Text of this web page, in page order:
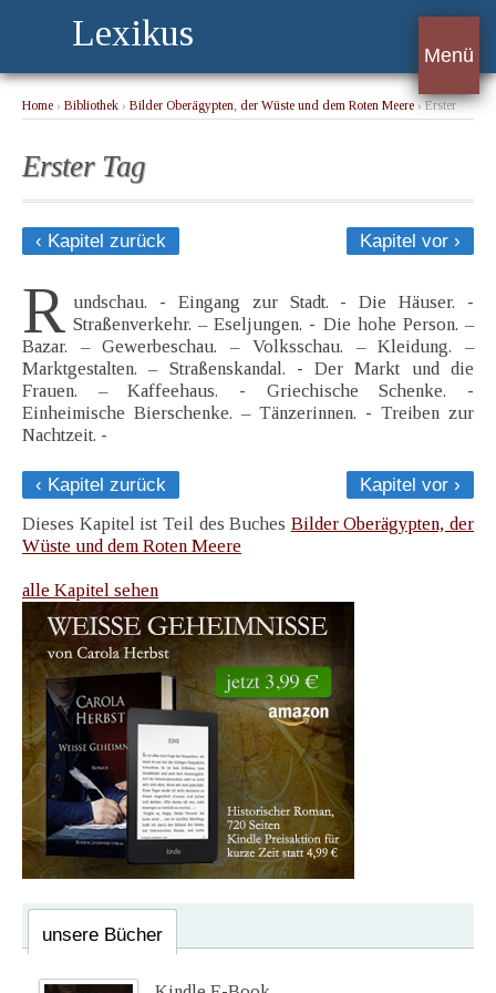
Lexikus
Menü
Home › Bibliothek › Bilder Oberägypten, der Wüste und dem Roten Meere › Erster
Erster Tag
‹ Kapitel zurück Kapitel vor ›
R undschau. - Eingang zur Stadt. - Die Häuser. -
Straßenverkehr. – Eseljungen. - Die hohe Person. –
Bazar. – Gewerbeschau. – Volksschau. – Kleidung. –
Marktgestalten. – Straßenskandal. - Der Markt und die
Frauen. – Kaffeehaus. - Griechische Schenke. -
Einheimische Bierschenke. – Tänzerinnen. - Treiben zur
Nachtzeit. -
‹ Kapitel zurück
Kapitel vor ›
Dieses Kapitel ist Teil des Buches Bilder Oberägypten, der
Wüste und dem Roten Meere
alle Kapitel sehen
unsere Bücher